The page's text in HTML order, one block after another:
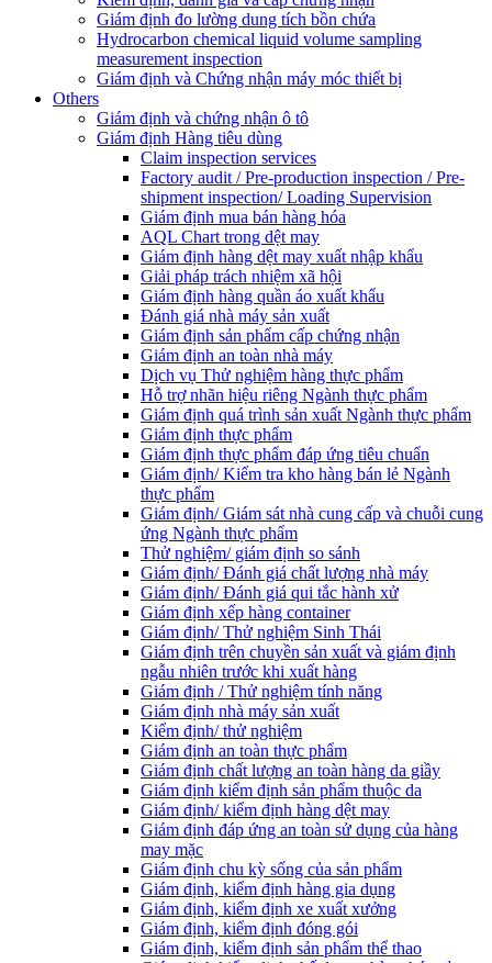
Giám định đo lường dung tích bồn chứa
Hydrocarbon chemical liquid volume sampling
measurement inspection
Giám định và Chứng nhận máy móc thiết bị
Others
Giám định và chứng nhận ô tô
Giám định Hàng tiêu dùng
Claim inspection services
Factory audit / Pre-production inspection / Pre-
shipment inspection/ Loading Supervision
Giám định mua bán hàng hóa
AQL Chart trong dệt may
Giám định hàng dệt may xuất nhập khẩu
Giải pháp trách nhiệm xã hội
Giám định hàng quần áo xuất khẩu
Đánh giá nhà máy sản xuất
Giám định sản phẩm cấp chứng nhận
Giám định an toàn nhà máy
Dịch vụ Thử nghiệm hàng thực phẩm
Hỗ trợ nhãn hiệu riêng Ngành thực phẩm
Giám định quá trình sản xuất Ngành thực phẩm
Giám định thực phẩm
Giám định thực phẩm đáp ứng tiêu chuẩn
Giám định/ Kiểm tra kho hàng bán lẻ Ngành
thực phẩm
Giám định/ Giám sát nhà cung cấp và chuỗi cung
ứng Ngành thực phẩm
Thử nghiệm/ giám định so sánh
Giám định/ Đánh giá chất lượng nhà máy
Giám định/ Đánh giá qui tắc hành xử
Giám định xếp hàng container
Giám định/ Thử nghiệm Sinh Thái
Giám định trên chuyền sản xuất và giám định
ngẫu nhiên trước khi xuất hàng
Giám định / Thử nghiệm tính năng
Giám định nhà máy sản xuất
Kiểm định/ thử nghiệm
Giám định an toàn thực phẩm
Giám định chất lượng an toàn hàng da giầy
Giám định kiểm định sản phẩm thuộc da
Giám định/ kiểm định hàng dệt may
Giám định đáp ứng an toàn sử dụng của hàng
may mặc
Giám định chu kỳ sống của sản phẩm
Giám định, kiểm định hàng gia dụng
Giám định, kiểm định xe xuất xưởng
Giám định, kiểm định đóng gói
Giám định, kiểm định sản phẩm thể thao